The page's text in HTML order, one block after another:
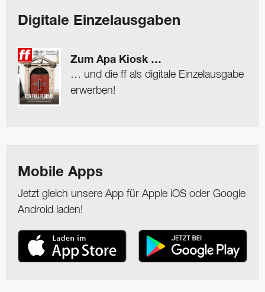
Digitale Einzelausgaben
Zum Apa Kiosk …
… und die ff als digitale Einzelausgabe
erwerben!
Mobile Apps
Jetzt gleich unsere App für Apple iOS oder Google
Android laden!